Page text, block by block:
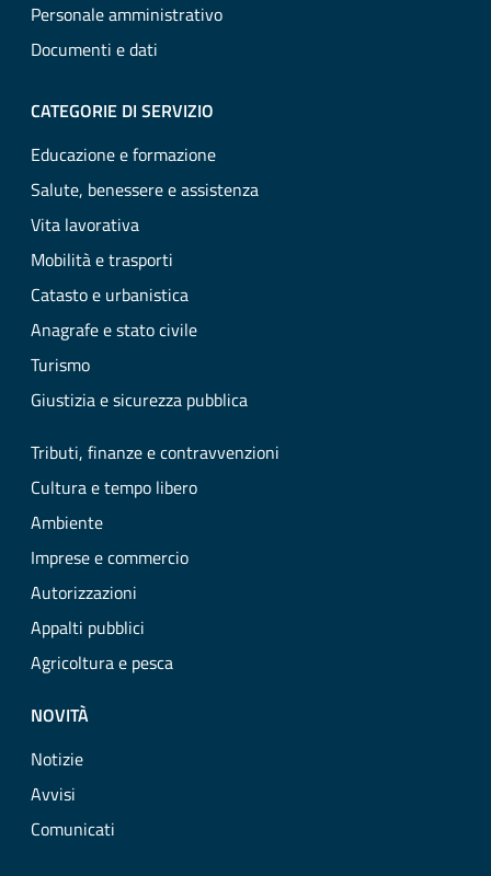
Personale amministrativo
Documenti e dati
CATEGORIE DI SERVIZIO
Educazione e formazione
Salute, benessere e assistenza
Vita lavorativa
Mobilità e trasporti
Catasto e urbanistica
Anagrafe e stato civile
Turismo
Giustizia e sicurezza pubblica
Tributi, finanze e contravvenzioni
Cultura e tempo libero
Ambiente
Imprese e commercio
Autorizzazioni
Appalti pubblici
Agricoltura e pesca
NOVITÀ
Notizie
Avvisi
Comunicati